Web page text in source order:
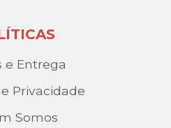
e Entrega
Privacidade
Somos